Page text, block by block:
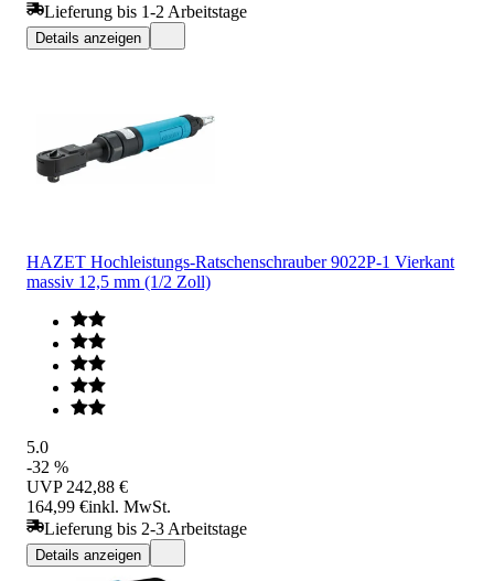
Lieferung bis 1-2 Arbeitstage
Details anzeigen
HAZET Hochleistungs-Ratschenschrauber 9022P-1 Vierkant
massiv 12,5 mm (1/2 Zoll)
5.0
-32 %
UVP 242,88 €
164,99 €inkl. MwSt.
Lieferung bis 2-3 Arbeitstage
Details anzeigen